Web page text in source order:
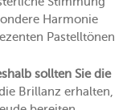
Harmonie
Pastelltönen
sollten Sie die
Brillanz erhalten,